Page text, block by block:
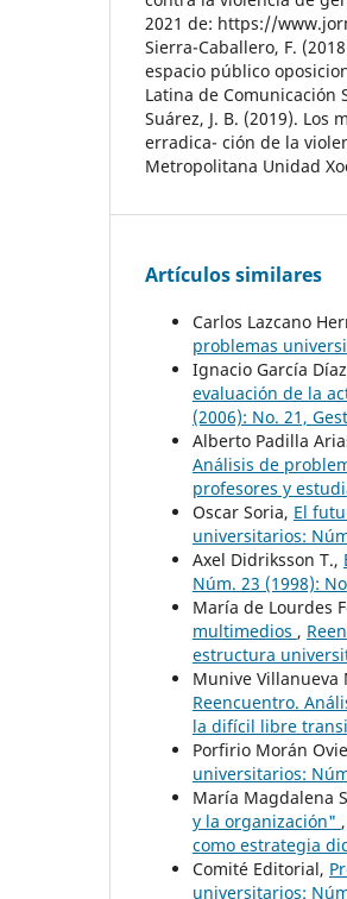
2021 de: https://
Sierra-Caballero, F.
espacio público
Latina de Comunicación
Suárez, J. B. (2019). Los
erradica- ción de la
Metropolitana Unidad
Artículos similares
Carlos Lazcano
problemas
Ignacio García
evaluación de la
(2006): No. 21,
Alberto Padilla
Análisis de
profesores y
Oscar Soria, El
universitarios:
Axel Didriksson T.,
Núm. 23 (1998):
María de Lourdes
multimedios ,
estructura
Munive Villanueva
Reencuentro.
la difícil libre
Porfirio Morán
universitarios:
María Magdalena
y la organización" ,
como estrategia
Comité Editorial,
universitarios: